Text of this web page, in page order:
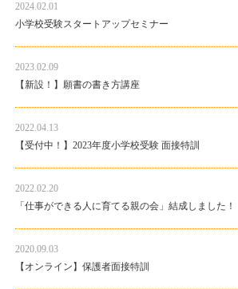
2024.02.01
小学校受験スタートアップセミナー
2023.02.09
【新設！】願書の書き方講座
2022.04.13
【受付中！】2023年度小学校受験 面接特訓
2022.02.20
「仕事ができる人に育てる親の会」結成しました！
2020.09.03
【オンライン】保護者面接特訓